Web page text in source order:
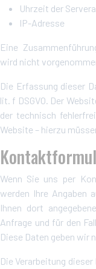
Uhrzeit der
IP-Adresse
Eine
wird nicht
Die Erfassung dieser
lit. f DSGVO. Der
der technisch
Website – hierzu
Wenn Sie uns per
werden Ihre Angaben
Ihnen dort
Anfrage und für den
Diese Daten geben wir
Die Verarbeitung